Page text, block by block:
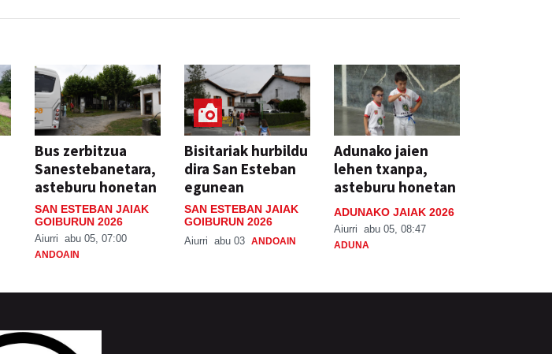
Bus zerbitzua
Sanestebanetara,
asteburu honetan
SAN ESTEBAN JAIAK
GOIBURUN 2026
Aiurri abu 05, 07:00
ANDOAIN
Bisitariak hurbildu
dira San Esteban
egunean
SAN ESTEBAN JAIAK
GOIBURUN 2026
Aiurri abu 03 ANDOAIN
Adunako jaien
lehen txanpa,
asteburu honetan
ADUNAKO JAIAK 2026
Aiurri abu 05, 08:47
ADUNA